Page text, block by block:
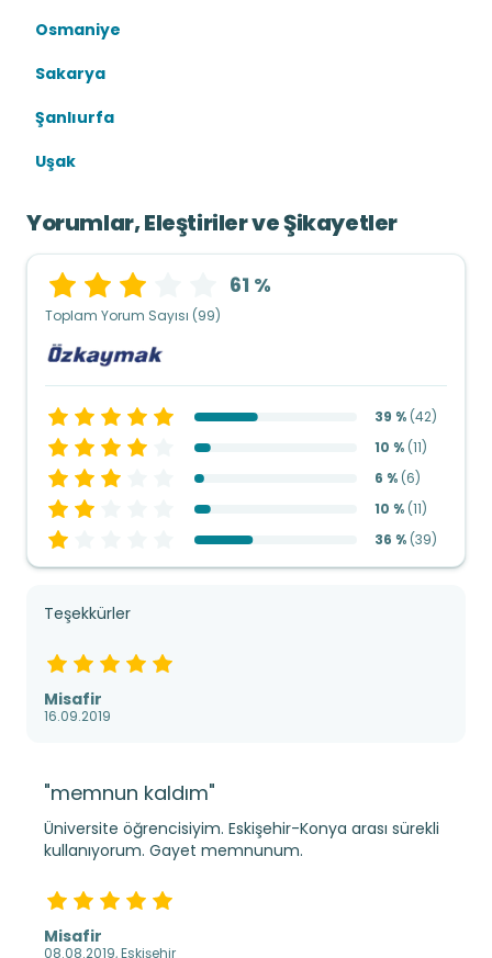
Osmaniye
Sakarya
Şanlıurfa
Uşak
Yorumlar, Eleştiriler ve Şikayetler
61 %
Toplam Yorum Sayısı (99)
39 % (42)
10 % (11)
6 % (6)
10 % (11)
36 % (39)
Misafir
16.09.2019
Teşekkürler
Misafir
08.08.2019, Eskişehir
"memnun kaldım"
Üniversite öğrencisiyim. Eskişehir-Konya arası sürekli
kullanıyorum. Gayet memnunum.